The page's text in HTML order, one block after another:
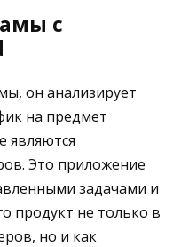
с
он анализирует
на предмет
являются
Это приложение
задачами и
продукт не только в
но и как